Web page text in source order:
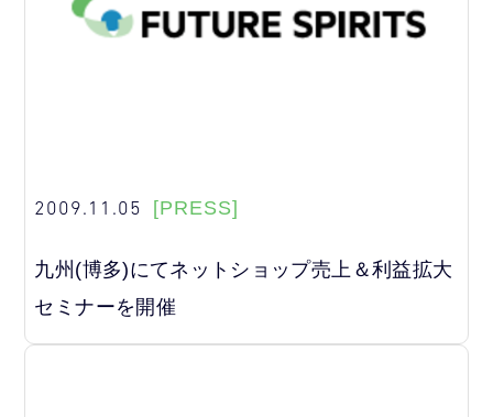
2009.11.05 [PRESS]
九州(博多)にてネットショップ売上＆利益拡大
セミナーを開催